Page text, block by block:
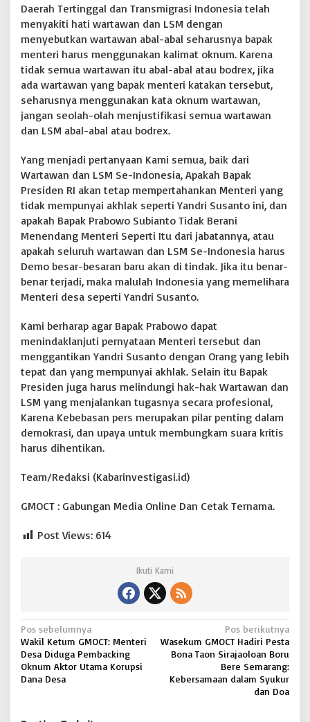
t
a
p
M
m
e
l
i
a
a
M
e
t
e
r
i
S
p
e
t
i
t
u
Daerah Tertinggal dan Transmigrasi Indonesia telah
menyakiti hati wartawan dan LSM dengan
menyebutkan wartawan abal-abal seharusnya bapak
menteri harus menggunakan kalimat oknum. Karena
tidak semua wartawan itu abal-abal atau bodrex, jika
ada wartawan yang bapak menteri katakan tersebut,
seharusnya menggunakan kata oknum wartawan,
jangan seolah-olah menjustifikasi semua wartawan
dan LSM abal-abal atau bodrex.
Yang menjadi pertanyaan Kami semua, baik dari
Wartawan dan LSM Se-Indonesia, Apakah Bapak
Presiden RI akan tetap mempertahankan Menteri yang
tidak mempunyai akhlak seperti Yandri Susanto ini, dan
apakah Bapak Prabowo Subianto Tidak Berani
Menendang Menteri Seperti Itu dari jabatannya, atau
apakah seluruh wartawan dan LSM Se-Indonesia harus
Demo besar-besaran baru akan di tindak. Jika itu benar-
benar terjadi, maka malulah Indonesia yang memelihara
Menteri desa seperti Yandri Susanto.
Kami berharap agar Bapak Prabowo dapat
menindaklanjuti pernyataan Menteri tersebut dan
menggantikan Yandri Susanto dengan Orang yang lebih
tepat dan yang mempunyai akhlak. Selain itu Bapak
Presiden juga harus melindungi hak-hak Wartawan dan
LSM yang menjalankan tugasnya secara profesional,
Karena Kebebasan pers merupakan pilar penting dalam
demokrasi, dan upaya untuk membungkam suara kritis
harus dihentikan.
Team/Redaksi (Kabarinvestigasi.id)
GMOCT : Gabungan Media Online Dan Cetak Ternama.
Post Views: 614
Ikuti Kami
N
a
v
Pos sebelumnya
Wakil Ketum GMOCT: Menteri
Desa Diduga Pembacking
Oknum Aktor Utama Korupsi
Dana Desa
Pos berikutnya
Wasekum GMOCT Hadiri Pesta
Bona Taon Sirajaoloan Boru
Bere Semarang:
Kebersamaan dalam Syukur
dan Doa